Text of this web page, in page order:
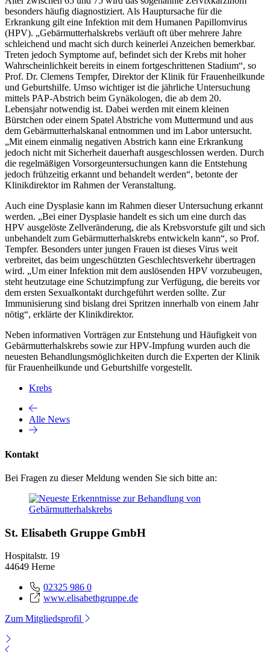
besonders häufig diagnostiziert. Als Hauptursache für die
Erkrankung gilt eine Infektion mit dem Humanen Papillomvirus
(HPV). „Gebärmutterhalskrebs verläuft oft über mehrere Jahre
schleichend und macht sich durch keinerlei Anzeichen bemerkbar.
Treten jedoch Symptome auf, befindet sich der Krebs mit hoher
Wahrscheinlichkeit bereits in einem fortgeschrittenen Stadium“, so
Prof. Dr. Clemens Tempfer, Direktor der Klinik für Frauenheilkunde
und Geburtshilfe. Umso wichtiger ist die jährliche Untersuchung
mittels PAP-Abstrich beim Gynäkologen, die ab dem 20.
Lebensjahr notwendig ist. Dabei werden mit einem kleinen
Bürstchen oder einem Spatel Abstriche vom Muttermund und aus
dem Gebärmutterhalskanal entnommen und im Labor untersucht.
„Mit einem einmalig negativen Abstrich kann eine Erkrankung
jedoch nicht mit Sicherheit dauerhaft ausgeschlossen werden. Durch
die regelmäßigen Vorsorgeuntersuchungen kann die Entstehung
jedoch frühzeitig erkannt und behandelt werden“, betonte der
Klinikdirektor im Rahmen der Veranstaltung.
Auch eine Dysplasie kann im Rahmen dieser Untersuchung erkannt
werden. „Bei einer Dysplasie handelt es sich um eine durch das
HPV ausgelöste Zellveränderung, die als Krebsvorstufe gilt und sich
unbehandelt zum Gebärmutterhalskrebs entwickeln kann“, so Prof.
Tempfer. Besonders unter jungen Frauen ist dieses Virus weit
verbreitet, das beim ungeschützten Geschlechtsverkehr übertragen
wird. „Um einer Infektion mit dem auslösenden HPV vorzubeugen,
steht heutzutage eine Schutzimpfung zur Verfügung, die bereits vor
dem ersten Sexualkontakt durchgeführt werden sollte. Zur
Immunisierung sind bislang drei Spritzen innerhalb von einem Jahr
nötig“, erklärte der Klinikdirektor.
Neben informativen Vorträgen zur Entstehung und Häufigkeit von
Gebärmutterhalskrebs sowie zur HPV-Impfung wurden auch die
neuesten Behandlungsmöglichkeiten durch die Experten der Klinik
für Frauenheilkunde und Geburtshilfe vorgestellt.
Krebs
Alle News
Kontakt
Bei Fragen zu dieser Meldung wenden Sie sich bitte an:
St. Elisabeth Gruppe GmbH
Hospitalstr. 19
44649 Herne
02325 986 0
www.elisabethgruppe.de
Zum Mitgliedsprofil